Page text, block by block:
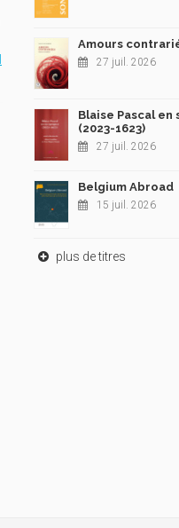
Amours
27 juil. 2026
Blaise Pascal en
(2023-1623)
27 juil. 2026
Belgium Abroad
15 juil. 2026
plus de titres